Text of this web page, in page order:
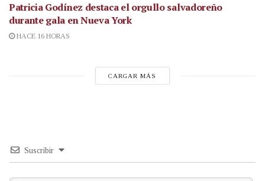
Patricia Godínez destaca el orgullo salvadoreño
durante gala en Nueva York
HACE 16 HORAS
CARGAR MÁS
Suscribir